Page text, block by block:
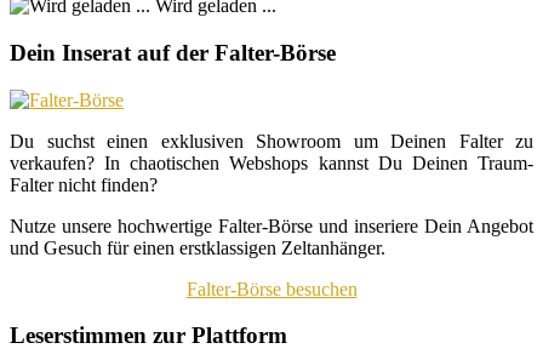
Wird geladen ...
Dein Inserat auf der Falter-Börse
Du suchst einen exklusiven Showroom um Deinen Falter zu
verkaufen? In chaotischen Webshops kannst Du Deinen Traum-
Falter nicht finden?
Nutze unsere hochwertige Falter-Börse und inseriere Dein Angebot
und Gesuch für einen erstklassigen Zeltanhänger.
Falter-Börse besuchen
Leserstimmen zur Plattform